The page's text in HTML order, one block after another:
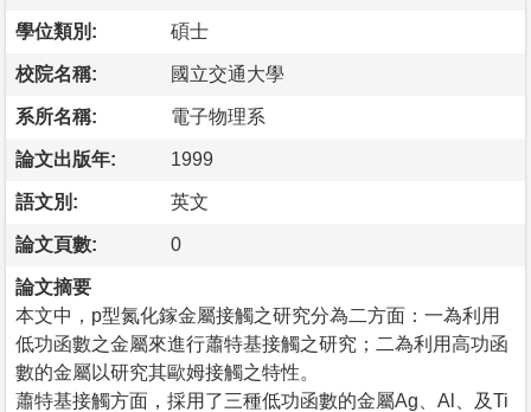
學位類別: 碩士
校院名稱: 國立交通大學
系所名稱: 電子物理系
論文出版年: 1999
語文別: 英文
論文頁數: 0
論文摘要
本文中，p型氮化鎵金屬接觸之研究分為二方面：一為利用
低功函數之金屬來進行蕭特基接觸之研究；二為利用高功函
數的金屬以研究其歐姆接觸之特性。
蕭特基接觸方面，採用了三種低功函數的金屬Ag、Al、及Ti